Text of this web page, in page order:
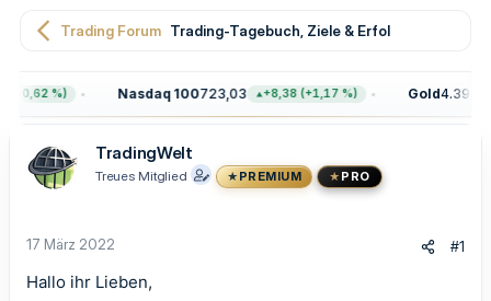
l
l
w
o
e
Trading Forum Trading-Tagebuch, Ziele & Erfolge
%) Nasdaq 100723,03 +8,38 (+1,17 %) Gold4.399,70
TradingWelt
Treues Mitglied PREMIUM PRO
17 März 2022 #1
Hallo ihr Lieben,